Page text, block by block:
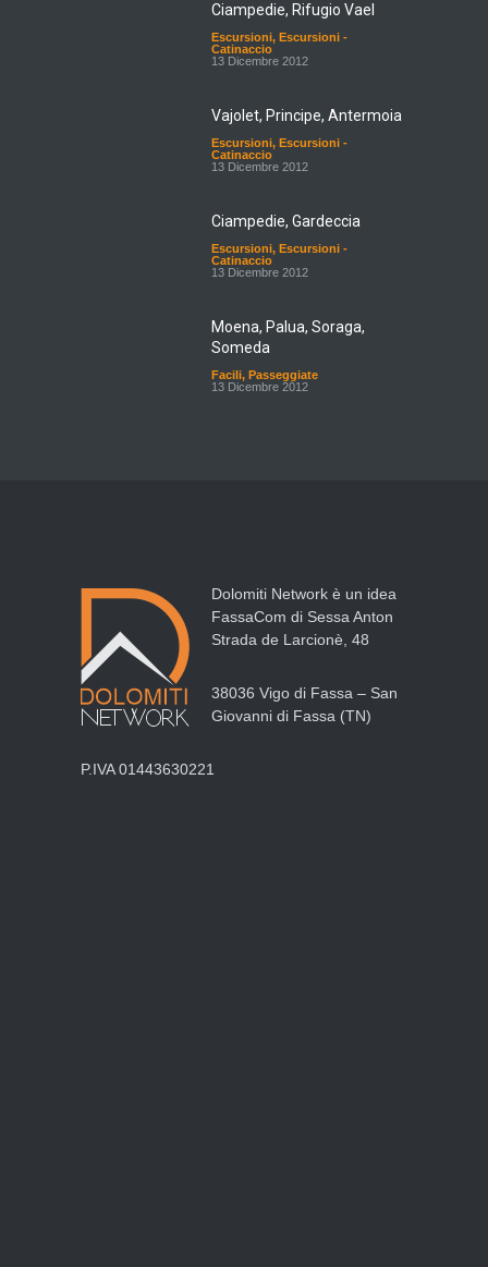
Ciampedie, Rifugio Vael
Escursioni, Escursioni -
Catinaccio
13 Dicembre 2012
Vajolet, Principe, Antermoia
Escursioni, Escursioni -
Catinaccio
13 Dicembre 2012
Ciampedie, Gardeccia
Escursioni, Escursioni -
Catinaccio
13 Dicembre 2012
Moena, Palua, Soraga,
Someda
Facili, Passeggiate
13 Dicembre 2012
Dolomiti Network è un idea
FassaCom di Sessa Anton
Strada de Larcionè, 48
38036 Vigo di Fassa – San
Giovanni di Fassa (TN)
P.IVA 01443630221